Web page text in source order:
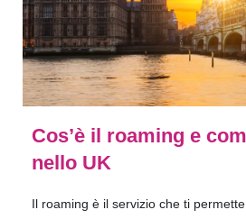
Cos’è il roaming e
nello UK
Il roaming è il servizio che ti